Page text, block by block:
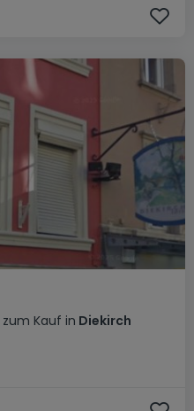
zum Kauf in Diekirch